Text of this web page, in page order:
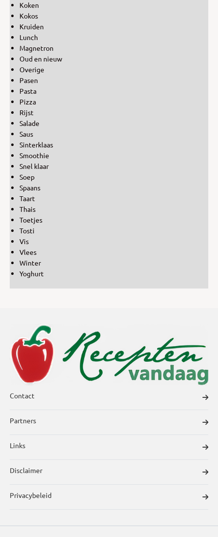
Koken
Kokos
Kruiden
Lunch
Magnetron
Oud en nieuw
Overige
Pasen
Pasta
Pizza
Rijst
Salade
Saus
Sinterklaas
Smoothie
Snel klaar
Soep
Spaans
Taart
Thais
Toetjes
Tosti
Vis
Vlees
Winter
Yoghurt
Contact
Partners
Links
Disclaimer
Privacybeleid